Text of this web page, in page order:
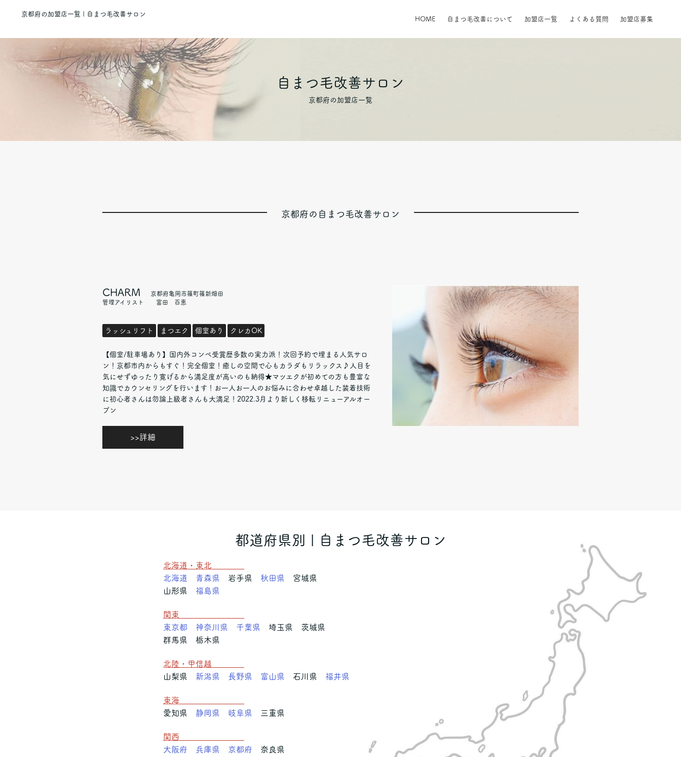
京都府の加盟店一覧 | 自まつ毛改善サロン
HOME 自まつ毛改善について 加盟店一覧 よくある質問 加盟店募集
自まつ毛改善サロン
京都府の加盟店一覧
京都府の自まつ毛改善サロン
CHARM
京都府亀岡市篠町篠新畑田
管理アイリスト 富田 百恵
ラッシュリフト まつエク 個室あり クレカOK
【個室/駐車場あり】国内外コンペ受賞歴多数の実力派！次回予約で埋まる人気サロ
ン！京都市内からもすぐ！完全個室！癒しの空間で心もカラダもリラックス♪人目を
気にせずゆったり寛げるから満足度が高いのも納得★マツエクが初めての方も豊富な
知識でカウンセリングを行います！お一人お一人のお悩みに合わせ卓越した装着技術
に初心者さんは勿論上級者さんも大満足！2022.3月より新しく移転リニューアルオー
プン
>>詳細
都道府県別 | 自まつ毛改善サロン
北海道・東北
北海道
青森県 岩手県 秋田県 宮城県
山形県 福島県
関東
東京都
神奈川県 千葉県 埼玉県 茨城県
群馬県 栃木県
北陸・甲信越
山梨県 新潟県 長野県 富山県 石川県 福井県
東海
愛知県 静岡県 岐阜県 三重県
関西
大阪府
兵庫県 京都府 奈良県